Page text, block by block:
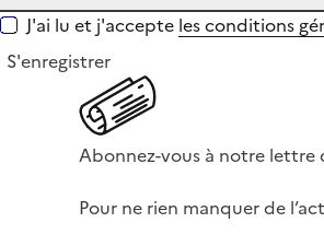
J'ai lu et j'accepte les conditions
S'enregistrer
Abonnez-vous à notre
Pour ne rien manquer de